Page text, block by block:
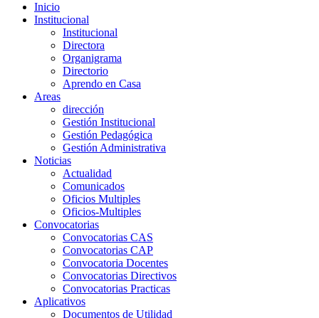
Inicio
Institucional
Institucional
Directora
Organigrama
Directorio
Aprendo en Casa
Areas
dirección
Gestión Institucional
Gestión Pedagógica
Gestión Administrativa
Noticias
Actualidad
Comunicados
Oficios Multiples
Oficios-Multiples
Convocatorias
Convocatorias CAS
Convocatorias CAP
Convocatoria Docentes
Convocatorias Directivos
Convocatorias Practicas
Aplicativos
Documentos de Utilidad